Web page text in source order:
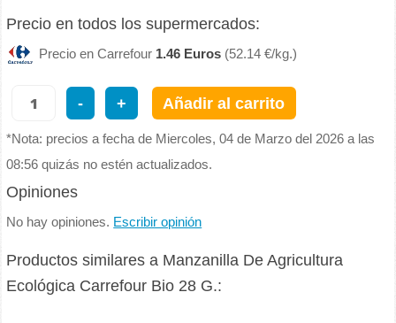
Precio en todos los supermercados:
Precio en Carrefour 1.46 Euros (52.14 €/kg.)
- + Añadir al carrito
*Nota: precios a fecha de Miercoles, 04 de Marzo del 2026 a las
08:56 quizás no estén actualizados.
Opiniones
No hay opiniones. Escribir opinión
Productos similares a Manzanilla De Agricultura
Ecológica Carrefour Bio 28 G.: